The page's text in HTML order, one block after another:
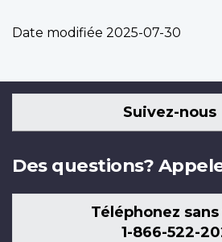
Date modifiée 2025-07-30
Suivez-nous
Des questions?
Téléphonez
1-866-522-